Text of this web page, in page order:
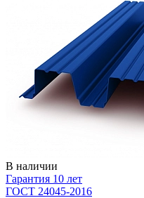
В наличии
Гарантия 10 лет
ГОСТ 24045-2016